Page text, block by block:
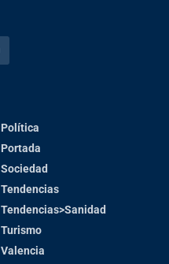
Política
Portada
Sociedad
Tendencias
Tendencias>Sanidad
Turismo
Valencia